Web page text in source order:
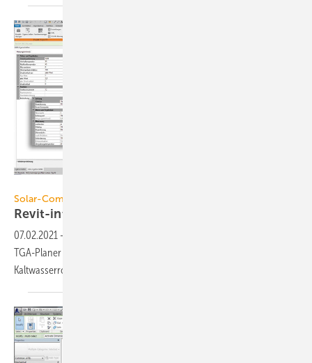
Solar-Computer
Revit-integrierte
07.02.2021 -
TGA-Planer beim integrierten 3D-Planen von Heizungs- und
Kaltwasserrohrnetzen in